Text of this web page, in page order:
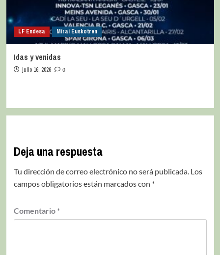
LF Endesa Mirai Euskotren
Idas y venidas
julio 16, 2026 0
Deja una respuesta
Tu dirección de correo electrónico no será publicada. Los
campos obligatorios están marcados con *
Comentario *